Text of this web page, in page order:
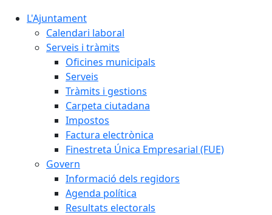
L'Ajuntament
Calendari laboral
Serveis i tràmits
Oficines municipals
Serveis
Tràmits i gestions
Carpeta ciutadana
Impostos
Factura electrònica
Finestreta Única Empresarial (FUE)
Govern
Informació dels regidors
Agenda política
Resultats electorals